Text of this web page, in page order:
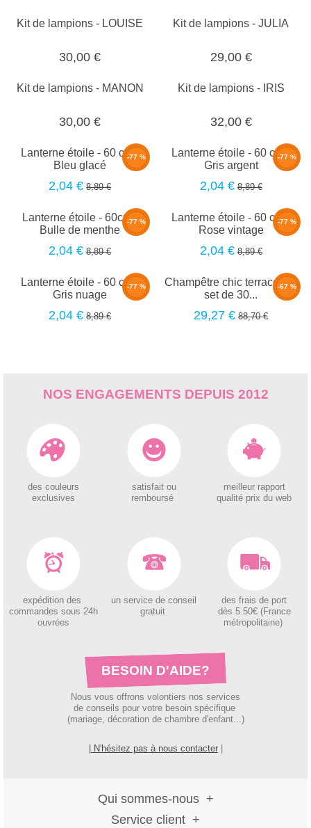
Kit de lampions - LOUISE
30,00 €
Kit de lampions - JULIA
29,00 €
Kit de lampions - MANON
30,00 €
Kit de lampions - IRIS
32,00 €
-77 %
Lanterne étoile - 60 cm -
Bleu glacé
2,04 € 8,89 €
-77 %
Lanterne étoile - 60 cm -
Gris argent
2,04 € 8,89 €
-77 %
Lanterne étoile - 60cm -
Bulle de menthe
2,04 € 8,89 €
-77 %
Lanterne étoile - 60 cm -
Rose vintage
2,04 € 8,89 €
-77 %
Lanterne étoile - 60 cm -
Gris nuage
2,04 € 8,89 €
-67 %
Champêtre chic terracotta -
set de 30...
29,27 € 88,70 €
NOS ENGAGEMENTS DEPUIS 2012
des couleurs
exclusives
satisfait ou
remboursé
meilleur rapport
qualité prix du web
expédition des
commandes sous 24h
ouvrées
un service de conseil
gratuit
des frais de port
dès 5.50€ (France
métropolitaine)
BESOIN D'AIDE?
Nous vous offrons volontiers nos services
de conseils pour votre besoin spécifique
(mariage, décoration de chambre d'enfant...)
| N'hésitez pas à nous contacter|
Qui sommes-nous
Service client